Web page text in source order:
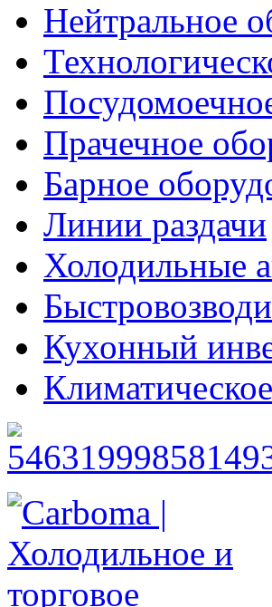
Нейтральное
Прачечное
Барное
Линии раздачи
Холодильные
Кухонный